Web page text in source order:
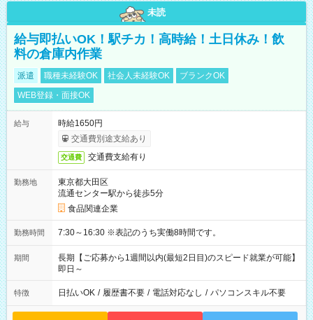
未読
給与即払いOK！駅チカ！高時給！土日休み！飲
料の倉庫内作業
派遣 職種未経験OK 社会人未経験OK
ブランクOK
WEB登録・面接OK
給与
時給1650円
交通費別途支給あり
交通費 交通費支給有り
勤務地
東京都大田区
流通センター駅から徒歩5分
食品関連企業
勤務時間 7:30～16:30 ※表記のうち実働8時間です。
期間
長期【ご応募から1週間以内(最短2日目)のスピード就業が可能】
即日～
特徴 日払いOK / 履歴書不要 / 電話対応なし / パソコンスキル不要